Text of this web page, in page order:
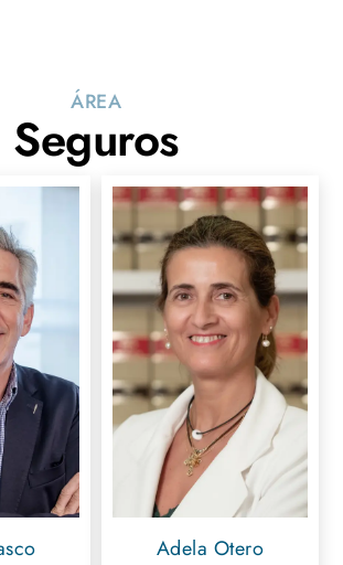
ÁREA
Seguros
Adela Otero